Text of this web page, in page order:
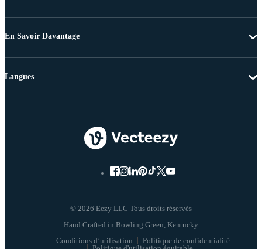
En Savoir Davantage
© 2026 Eezy LLC Tous droits réservés
Conditions d’utilisation
Politique de confidentialité
Langues